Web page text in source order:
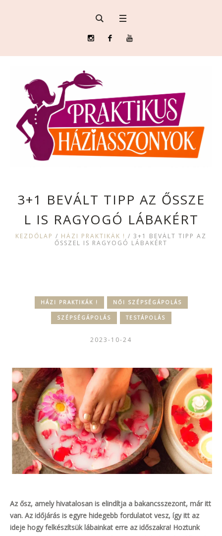
3+1 BEVÁLT TIPP AZ ŐSSZE
L IS RAGYOGÓ LÁBAKÉRT
KEZDŐLAP / HÁZI PRAKTIKÁK ! / 3+1 BEVÁLT TIPP AZ
ŐSSZEL IS RAGYOGÓ LÁBAKÉRT
HÁZI PRAKTIKÁK ! NŐI SZÉPSÉGÁPOLÁS
SZÉPSÉGÁPOLÁS TESTÁPOLÁS
2023-10-24
Az ősz, amely hivatalosan is elindítja a bakancsszezont, már itt
van. Az időjárás is egyre hidegebb fordulatot vesz, így itt az
ideje hogy felkészítsük lábainkat erre az időszakra! Hoztunk